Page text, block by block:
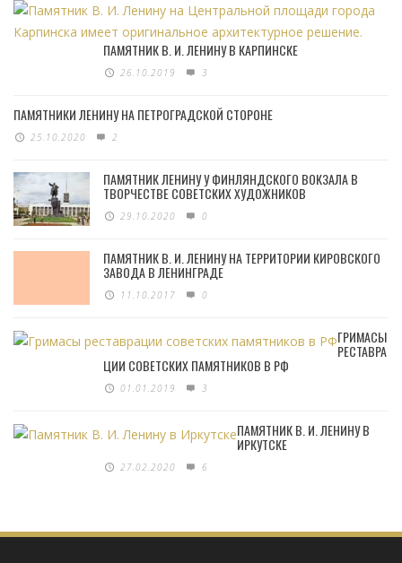
ПАМЯТНИК В. И. ЛЕНИНУ В КАРПИНСКЕ
26.10.2019 3
ПАМЯТНИКИ ЛЕНИНУ НА ПЕТРОГРАДСКОЙ СТОРОНЕ
25.10.2020 2
ПАМЯТНИК ЛЕНИНУ У ФИНЛЯНДСКОГО ВОКЗАЛА В
ТВОРЧЕСТВЕ СОВЕТСКИХ ХУДОЖНИКОВ
29.10.2020 0
ПАМЯТНИК В. И. ЛЕНИНУ НА ТЕРРИТОРИИ КИРОВСКОГО
ЗАВОДА В ЛЕНИНГРАДЕ
11.10.2017 0
ГРИМАСЫ
РЕСТАВРА
ЦИИ СОВЕТСКИХ ПАМЯТНИКОВ В РФ
01.01.2019 3
ПАМЯТНИК В. И. ЛЕНИНУ В
ИРКУТСКЕ
27.02.2020 6